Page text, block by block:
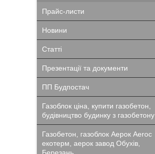
Прайс-листи
Новини
Статті
Презентації та документи
ПП Будпостач
Газоблок ціна, купити газобетон,
будівництво будинку з газобетону
Газобетон, газоблок Аерок Aeroc
екотерм, аерок завод Обухів,